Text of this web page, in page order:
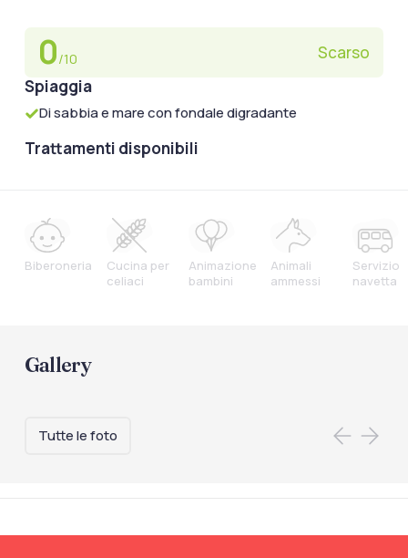
0/10
Scarso
Spiaggia
Di sabbia e mare con fondale digradante
Trattamenti disponibili
Biberoneria
Cucina per
celiaci
Animazione
bambini
Animali
ammessi
Servizio
navetta
Gallery
Tutte le foto